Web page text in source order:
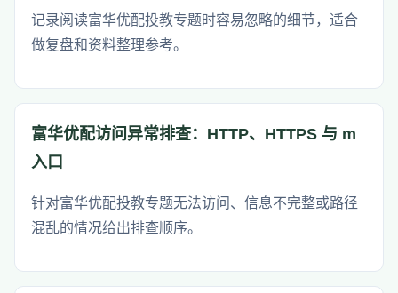
记录阅读富华优配投教专题时容易忽略的细节，适合
做复盘和资料整理参考。
富华优配访问异常排查：HTTP、HTTPS 与 m
入口
针对富华优配投教专题无法访问、信息不完整或路径
混乱的情况给出排查顺序。